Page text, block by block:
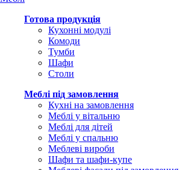
Готова продукція
Кухонні модулі
Комоди
Тумби
Шафи
Столи
Меблі під замовлення
Кухні на замовлення
Меблі у вітальню
Меблі для дітей
Меблі у спальню
Меблеві вироби
Шафи та шафи-купе